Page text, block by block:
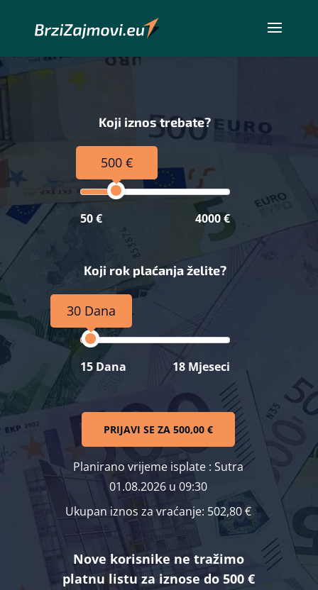
Koji iznos trebate?
500 €
50 € 4000 €
Koji rok plaćanja želite?
30 Dana
15 Dana 18 Mjeseci
PRIJAVI SE ZA500,00 €
Planirano vrijeme isplate : Sutra
01.08.2026 u 09:30
Ukupan iznos za vraćanje: 502,80 €
Nove korisnike ne tražimo
platnu listu za iznose do 500 €